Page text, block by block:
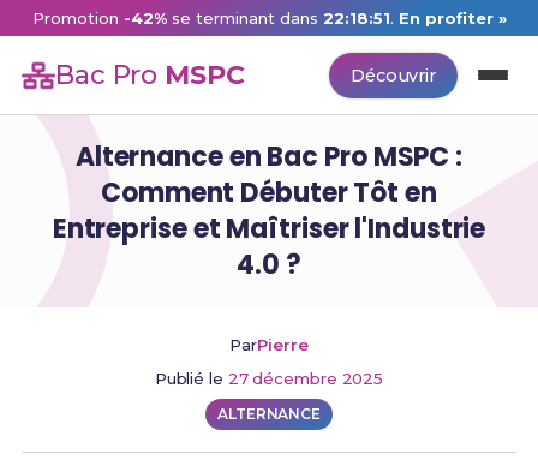
Promotion -42%se terminant dans 22:18:50.En profiter »
Bac Pro MSPC Découvrir
Alternance en Bac Pro MSPC :
Comment Débuter Tôt en
Entreprise et Maîtriser l'Industrie
4.0 ?
ParPierre
Publié le 27 décembre 2025
ALTERNANCE